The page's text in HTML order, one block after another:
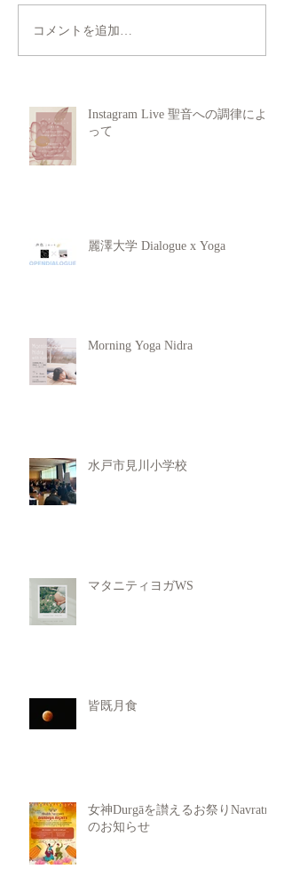
コメントを追加…
Instagram Live 聖音への調律によ
って
麗澤大学 Dialogue x Yoga
Morning Yoga Nidra
水戸市見川小学校
マタニティヨガWS
皆既月食
女神Durgāを讃えるお祭りNavratri
のお知らせ